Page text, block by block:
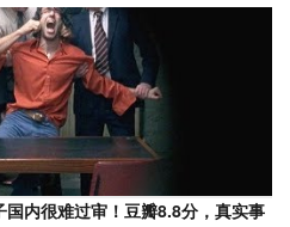
国内很难过审！豆瓣8.8分，真实事